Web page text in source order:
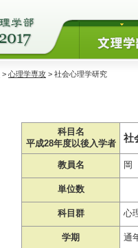
> 心理学専攻 > 社会心理学研究
科目名
平成28年度以後入学者
社
教員名 岡
単位数
科目群 心
学期 通